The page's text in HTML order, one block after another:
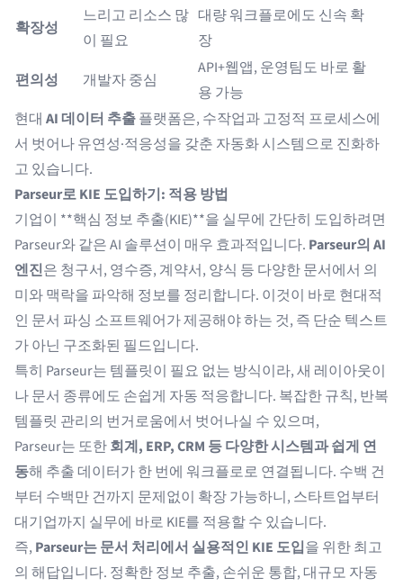
확장성
느리고 리소스 많
이 필요
대량 워크플로에도 신속 확
장
편의성
개발자 중심
API+웹앱, 운영팀도 바로 활
용 가능
현대 AI 데이터 추출플랫폼은, 수작업과 고정적 프로세스에
서 벗어나 유연성·적응성을 갖춘 자동화 시스템으로 진화하
고 있습니다.
Parseur로 KIE 도입하기: 적용 방법
기업이 **핵심 정보 추출(KIE)**을 실무에 간단히 도입하려면
Parseur와 같은 AI 솔루션이 매우 효과적입니다. Parseur의 AI
엔진은 청구서, 영수증, 계약서, 양식 등 다양한 문서에서 의
미와 맥락을 파악해 정보를 정리합니다. 이것이 바로 현대적
인 문서 파싱 소프트웨어가 제공해야 하는 것, 즉 단순 텍스트
가 아닌 구조화된 필드입니다.
특히 Parseur는 템플릿이 필요 없는 방식이라, 새 레이아웃이
나 문서 종류에도 손쉽게 자동 적응합니다. 복잡한 규칙, 반복
템플릿 관리의 번거로움에서 벗어나실 수 있으며,
Parseur는 또한회계, ERP, CRM 등 다양한 시스템과 쉽게 연
동해 추출 데이터가 한 번에 워크플로로 연결됩니다. 수백 건
부터 수백만 건까지 문제없이 확장 가능하니, 스타트업부터
대기업까지 실무에 바로 KIE를 적용할 수 있습니다.
즉, Parseur는 문서 처리에서 실용적인 KIE 도입을 위한 최고
의 해답입니다. 정확한 정보 추출, 손쉬운 통합, 대규모 자동